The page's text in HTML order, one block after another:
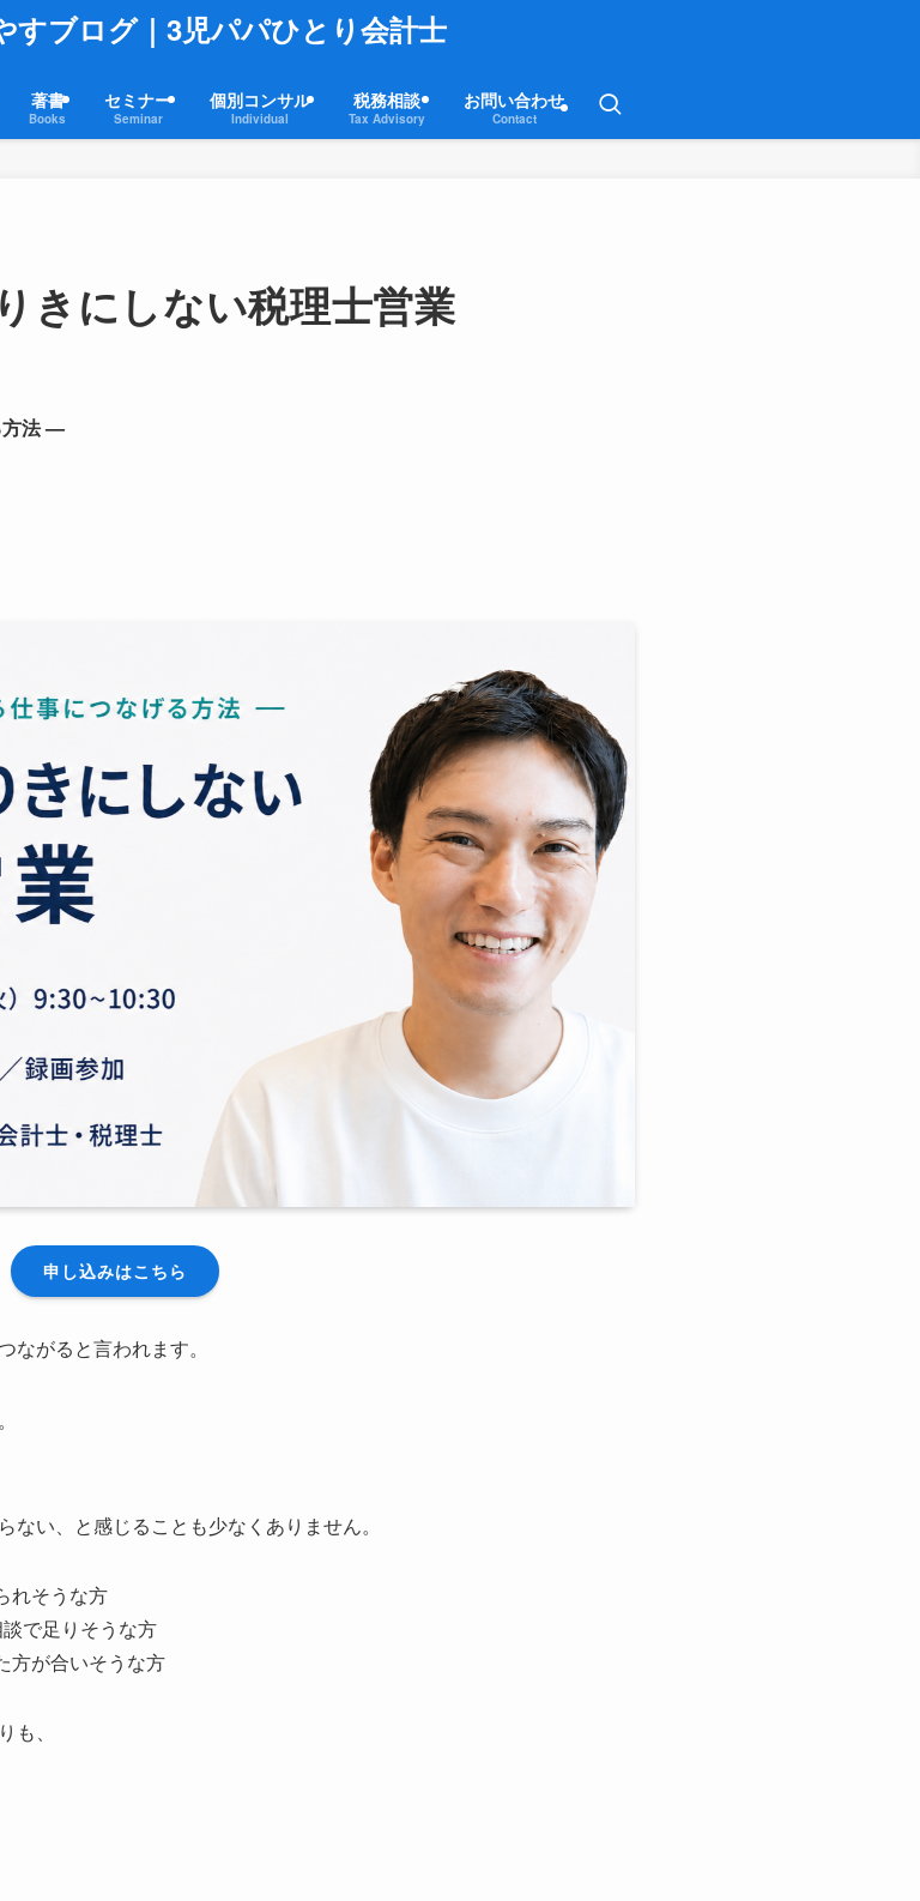
すブログ｜3児パパひとり会計士
著書
Books
セミナー
Seminar
個別コンサル
Individual
税務相談
Tax Advisory
お問い合わせ
Contact
きにしない税理士営業
方法 —
申し込みはこちら
がると言われます。
い、と感じることも少なくありません。
れそうな方
で足りそうな方
方が合いそうな方
、